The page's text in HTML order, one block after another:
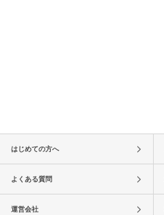
はじめての方へ
よくある質問
運営会社